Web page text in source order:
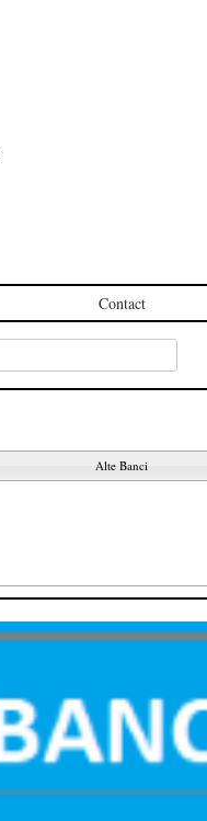
Contact
Alte Banci